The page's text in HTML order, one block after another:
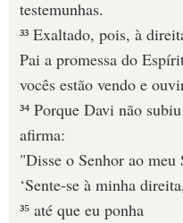
testemunhas.
³³ Exaltado, pois, à
Pai a promessa do
vocês estão vendo e
³⁴ Porque Davi não
afirma:
"Disse o Senhor ao meu
‘Sente-se à minha
³⁵ até que eu ponha